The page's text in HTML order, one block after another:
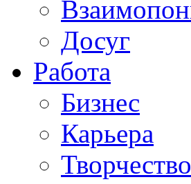
Досуг
Работа
Бизнес
Карьера
Творчество